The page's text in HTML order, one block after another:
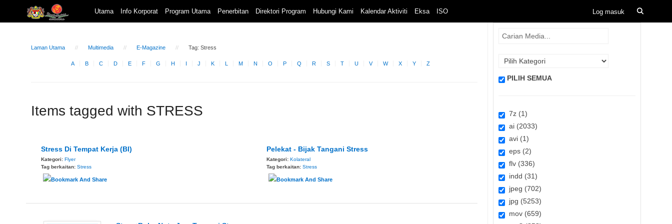
Utama Info Korporat Program Utama Penerbitan Direktori Program Hubungi Kami Kalendar Aktiviti Eksa ISO
Laman Utama Multimedia E-Magazine Tag: Stress
A B C D E F G H I J K L M N O P Q R S T U V W X Y Z
Items tagged with STRESS
Stress Di Tempat Kerja (BI)
Kategori: Flyer
Tag berkaitan: Stress
Pelekat - Bijak Tangani Stress
Kategori:Kolateral
Tag berkaitan:Stress
PILIH SEMUA
7z (1)
ai (2033)
avi (1)
eps (2)
flv (336)
indd (31)
jpeg (702)
jpg (5253)
mov (659)